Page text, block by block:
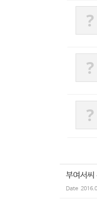
?
?
?
부여서씨
Date